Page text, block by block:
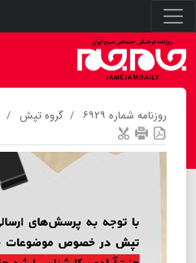
روزنامه شماره ۶۹۲۹ گروه تپش